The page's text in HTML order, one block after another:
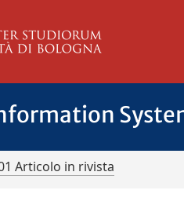
Articolo in rivista